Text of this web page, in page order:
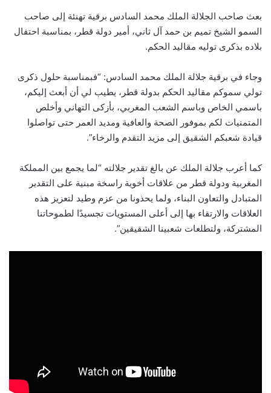
بعث صاحب الجلالة الملك محمد السادس برقية تهنئة إلى صاحب
السمو الشيخ تميم بن حمد آل ثاني، أمير دولة قطر، بمناسبة احتفال
بلاده بذكرى توليه مقاليد الحكم.
وجاء في برقية جلالة الملك محمد السادس: “فبمناسبة حلول ذكرى
تولي سموكم مقاليد الحكم بدولة قطر، يطيب لي أن أبعث إليكم،
باسمي الخاص وباسم الشعب المغربي، بأزكى التهاني وأخلص
المتمنيات لكم بموفور الصحة والعافية ومديد العمر حتى تواصلوا
قيادة شعبكم الشقيق إلى مزيد التقدم والرخاء”.
كما أعرب جلالة الملك عن بالغ تقدير جلالته “لما يجمع بين المملكة
المغربية ودولة قطر من علاقات أخوية راسخة مبنية على التقدير
المتبادل والتعاون البناء، ولما يحذونا من عزم وطيد لتعزيز هذه
العلاقات والارتقاء بها إلى أعلى المستويات تجسيدًا لطموحاتنا
المشتركة، ولتطلعات شعبينا الشقيقين”.